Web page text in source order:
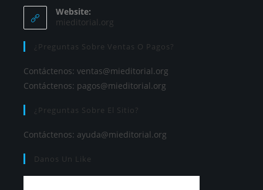
Website:
mieditorial.org
¿Preguntas Sobre Ventas O Pagos?
Contáctenos: ventas@mieditorial.org
Contáctenos: pagos@mieditorial.org
¿Preguntas Sobre El Sitio?
Contáctenos: ayuda@mieditorial.org
Danos Un Like